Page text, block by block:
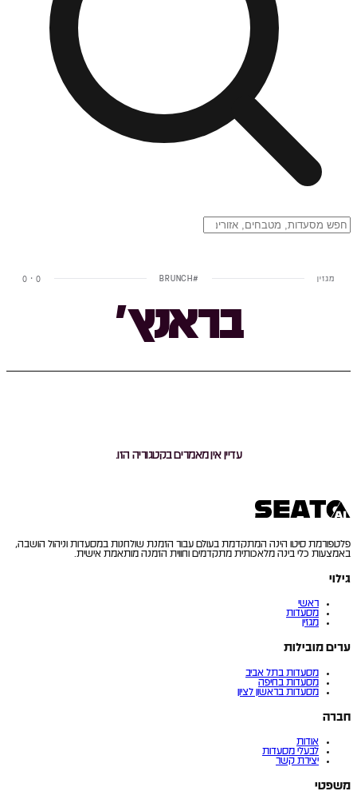
מגזין #
BRUNCH
0
·
0
בראנץ׳
עדיין אין מאמרים בקטגוריה הזו.
פלטפורמת סיטו הינה המתקדמת בעולם עבור הזמנת שולחנות במסעדות וניהול הושבה,
באמצעות כלי בינה מלאכותית מתקדמים וחווית הזמנה מותאמת אישית.
גילוי
ראשי
מסעדות
מגזין
ערים מובילות
מסעדות בתל אביב
מסעדות בחיפה
מסעדות בראשון לציון
חברה
אודות
לבעלי מסעדות
יצירת קשר
משפטי